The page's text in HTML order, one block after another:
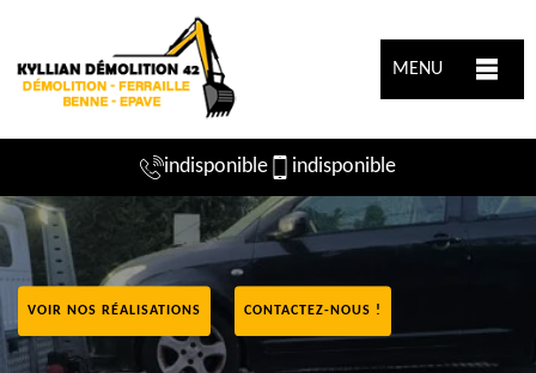
MENU
indisponible indisponible
VOIR NOS RÉALISATIONS CONTACTEZ-NOUS !